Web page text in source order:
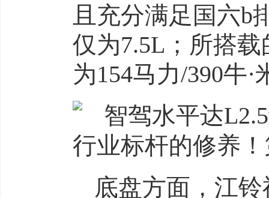
且充分满足国六b
仅为7.5L；所搭
为154马力/390牛·
底盘方面，江